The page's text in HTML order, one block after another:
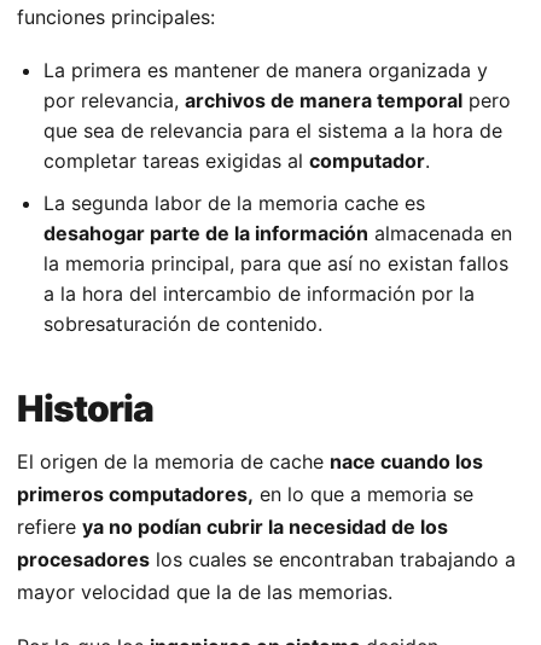
funciones principales:
La primera es mantener de manera organizada y
por relevancia, archivos de manera temporal pero
que sea de relevancia para el sistema a la hora de
completar tareas exigidas al computador.
La segunda labor de la memoria cache es
desahogar parte de la información almacenada en
la memoria principal, para que así no existan fallos
a la hora del intercambio de información por la
sobresaturación de contenido.
Historia
El origen de la memoria de cache nace cuando los
primeros computadores, en lo que a memoria se
refiere ya no podían cubrir la necesidad de los
procesadores los cuales se encontraban trabajando a
mayor velocidad que la de las memorias.